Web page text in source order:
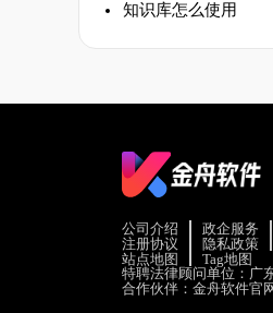
知识库怎么使用
公司介绍 政企服务
注册协议
隐私政策
站点地图
Tag地图
特聘法律顾问单位：广
合作伙伴： 金舟软件官